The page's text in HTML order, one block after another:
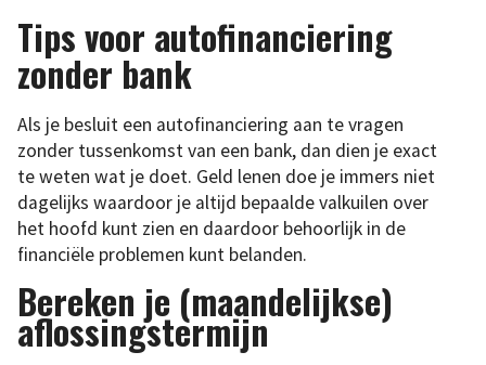
Tips voor autofinanciering
zonder bank
Als je besluit een autofinanciering aan te vragen
zonder tussenkomst van een bank, dan dien je exact
te weten wat je doet. Geld lenen doe je immers niet
dagelijks waardoor je altijd bepaalde valkuilen over
het hoofd kunt zien en daardoor behoorlijk in de
financiële problemen kunt belanden.
Bereken je (maandelijkse)
aflossingstermijn